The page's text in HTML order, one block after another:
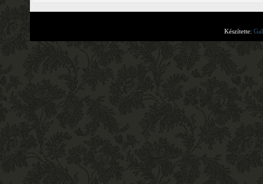
Készítette: